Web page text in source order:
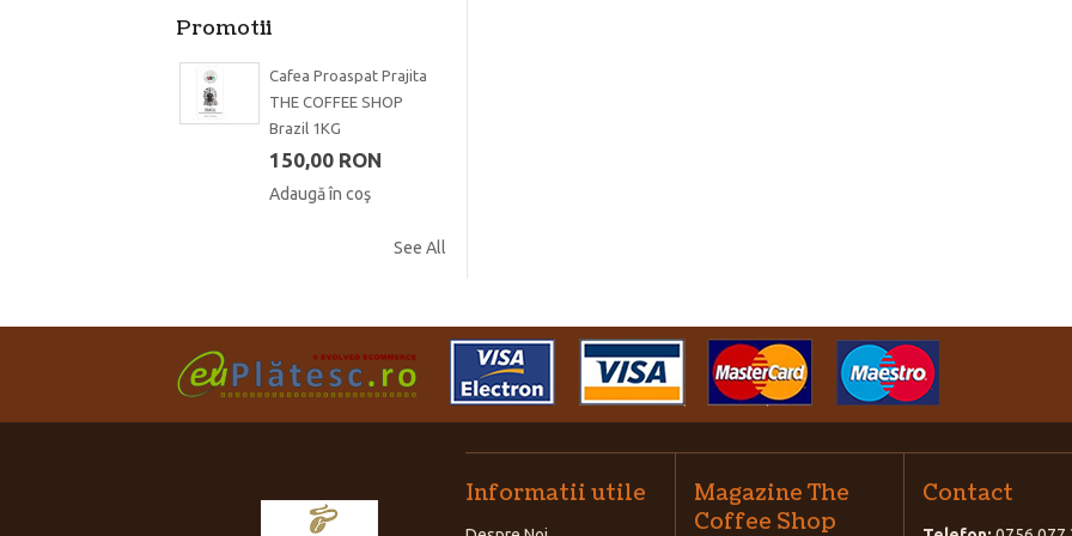
Promotii
Cafea Proaspat Prajita
THE COFFEE SHOP
Brazil 1KG
150,00 RON
Adaugă în coş
See All
Informatii utile
Magazine The
Coffee Shop
Contact